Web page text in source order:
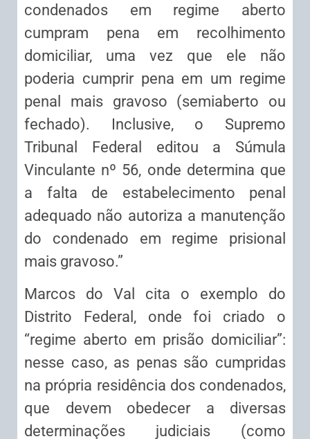
condenados em regime aberto
cumpram pena em recolhimento
domiciliar, uma vez que ele não
poderia cumprir pena em um regime
penal mais gravoso (semiaberto ou
fechado). Inclusive, o Supremo
Tribunal Federal editou a Súmula
Vinculante nº 56, onde determina que
a falta de estabelecimento penal
adequado não autoriza a manutenção
do condenado em regime prisional
mais gravoso.”
Marcos do Val cita o exemplo do
Distrito Federal, onde foi criado o
“regime aberto em prisão domiciliar”:
nesse caso, as penas são cumpridas
na própria residência dos condenados,
que devem obedecer a diversas
determinações judiciais (como